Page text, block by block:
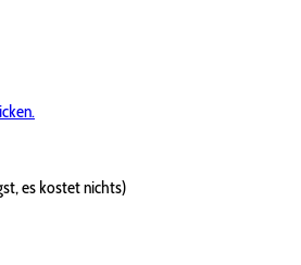
es kostet nichts)